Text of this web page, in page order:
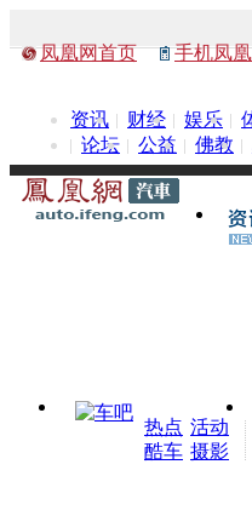
凤凰网首页 手机凤
资讯 财经 娱乐
论坛
公益 佛教
热点 活动
酷车 摄影